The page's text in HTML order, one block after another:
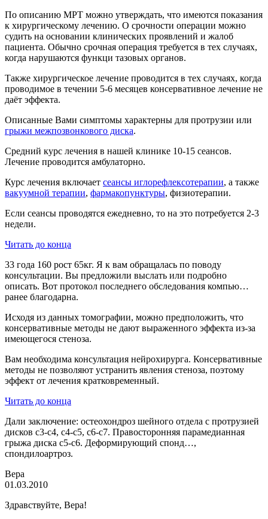
По описанию МРТ можно утверждать, что имеются показания
к хирургическому лечению. О срочности операции можно
судить на основании клинических проявлений и жалоб
пациента. Обычно срочная операция требуется в тех случаях,
когда нарушаются функци тазовых органов.
Также хирургическое лечение проводится в тех случаях, когда
проводимое в течении 5-6 месяцев консервативное лечение не
даёт эффекта.
Описанные Вами симптомы характерны для протрузии или
грыжи межпозвонкового диска.
Средний курс лечения в нашей клинике 10-15 сеансов.
Лечение проводится амбулаторно.
Курс лечения включает сеансы иглорефлексотерапии, а также
вакуумной терапии, фармакопунктуры, физиотерапии.
Если сеансы проводятся ежедневно, то на это потребуется 2-3
недели.
Читать до конца
33 года 160 рост 65кг. Я к вам обращалась по поводу
консультации. Вы предложили выслать или подробно
описать. Вот протокол последнего обследования компью…
ранее благодарна.
Исходя из данных томографии, можно предположить, что
консервативные методы не дают выраженного эффекта из-за
имеющегося стеноза.
Вам необходима консультация нейрохирурга. Консервативные
методы не позволяют устранить явления стеноза, поэтому
эффект от лечения кратковременный.
Читать до конца
Дали заключение: остеохондроз шейного отдела с протрузией
дисков с3-с4, с4-с5, с6-с7. Правосторонняя парамедианная
грыжа диска с5-с6. Деформирующий спонд…,
спондилоартроз.
Вера
01.03.2010
Здравствуйте, Вера!